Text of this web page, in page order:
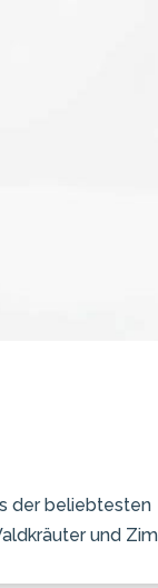
der beliebtesten
und